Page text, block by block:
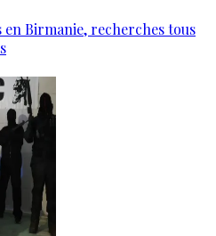
en Birmanie, recherches tous